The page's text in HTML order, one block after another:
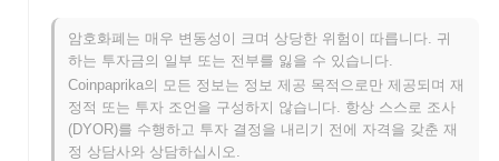
역대 최고가(ATH): $0.00
역대 최저가(ATL):$0.00
NovaNectarNebulaize는 현재 ATH보다~0.00%낮게 거래되고 있
습니다 .
암호화폐는 매우 변동성이 크며 상당한 위험이 따릅니다. 귀
하는 투자금의 일부 또는 전부를 잃을 수 있습니다.
Coinpaprika의 모든 정보는 정보 제공 목적으로만 제공되며 재
정적 또는 투자 조언을 구성하지 않습니다. 항상 스스로 조사
(DYOR)를 수행하고 투자 결정을 내리기 전에 자격을 갖춘 재
정 상담사와 상담하십시오.